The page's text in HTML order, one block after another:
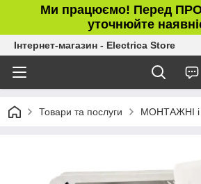
Ми працюємо! Перед
уточнюйте
Інтернет-магазин - Electrica Store
Товари та послуги МОНТАЖНІ